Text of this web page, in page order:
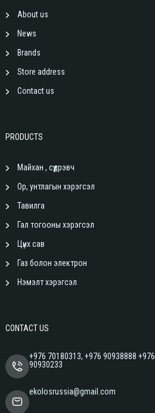
About us
News
Brands
Store address
Contact us
PRODUCTS
Майхан , сүүдрэвч
Ор, унтлагын хэрэгсэл
Тавилга
Гал тогооны хэрэгсэл
Цүнх сав
Газ болон электрон
Нэмэлт хэрэгсэл
CONTACT US
+976 70180313, +976 90938888 +976
90930233
ekolosrussia@gmail.com